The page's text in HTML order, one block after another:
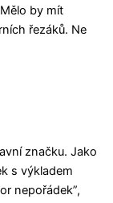
by mít
řezáků. Ne
značku. Jako
s výkladem
nepořádek”,